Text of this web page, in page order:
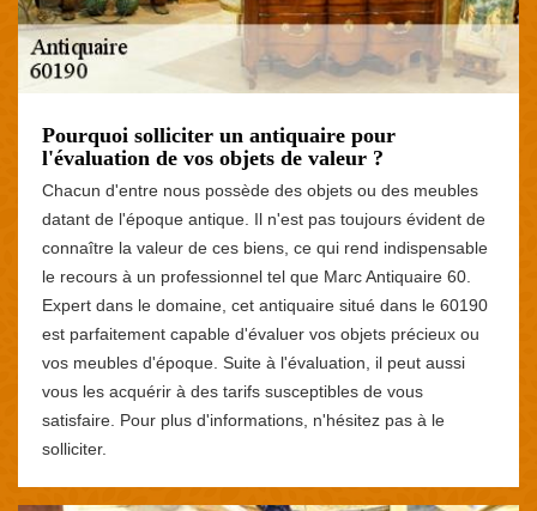
Pourquoi solliciter un antiquaire pour
l'évaluation de vos objets de valeur ?
Chacun d'entre nous possède des objets ou des meubles
datant de l'époque antique. Il n'est pas toujours évident de
connaître la valeur de ces biens, ce qui rend indispensable
le recours à un professionnel tel que Marc Antiquaire 60.
Expert dans le domaine, cet antiquaire situé dans le 60190
est parfaitement capable d'évaluer vos objets précieux ou
vos meubles d'époque. Suite à l'évaluation, il peut aussi
vous les acquérir à des tarifs susceptibles de vous
satisfaire. Pour plus d'informations, n'hésitez pas à le
solliciter.